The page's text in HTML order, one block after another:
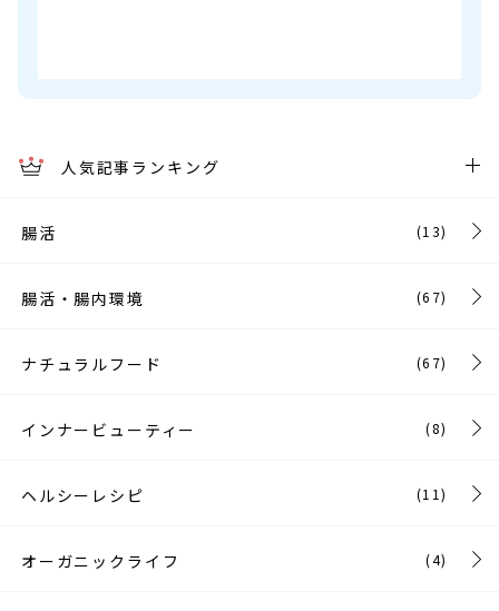
人気記事ランキング
腸活 (13)
腸活・腸内環境 (67)
ナチュラルフード (67)
インナービューティー (8)
ヘルシーレシピ (11)
オーガニックライフ (4)